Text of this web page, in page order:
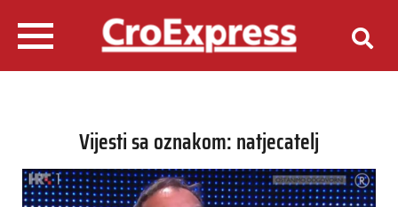
Vijesti sa oznakom: natjecatelj